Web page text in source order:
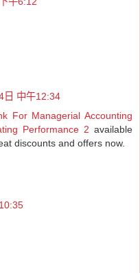
日 中午12:34
For Managerial Accounting
Performance 2 available
discounts and offers now.